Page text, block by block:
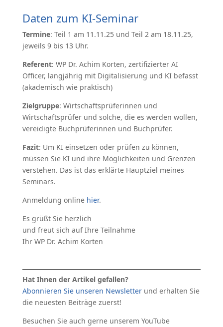
Daten zum KI-Seminar
Termine: Teil 1 am 11.11.25 und Teil 2 am 18.11.25,
jeweils 9 bis 13 Uhr.
Referent: WP Dr. Achim Korten, zertifizierter AI
Officer, langjährig mit Digitalisierung und KI befasst
(akademisch wie praktisch)
Zielgruppe: Wirtschaftsprüferinnen und
Wirtschaftsprüfer und solche, die es werden wollen,
vereidigte Buchprüferinnen und Buchprüfer.
Fazit: Um KI einsetzen oder prüfen zu können,
müssen Sie KI und ihre Möglichkeiten und Grenzen
verstehen. Das ist das erklärte Hauptziel meines
Seminars.
Anmeldung online hier.
Es grüßt Sie herzlich
und freut sich auf Ihre Teilnahme
Ihr WP Dr. Achim Korten
Hat Ihnen der Artikel gefallen?
Abonnieren Sie unseren Newsletterund erhalten Sie
die neuesten Beiträge zuerst!
Besuchen Sie auch gerne unserem YouTube